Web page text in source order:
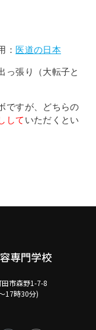
医道の日本
っ張り（大転子と
ですが、どちらの
して いただくとい
市森野1-7-8
17時30分)